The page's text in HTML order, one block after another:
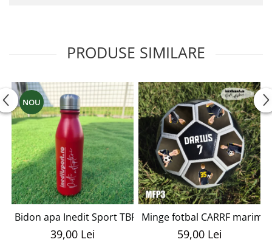
PRODUSE SIMILARE
NOU
Bidon apa Inedit Sport TBP28
39,00 Lei
Minge fotbal CARRF
59,00 Lei